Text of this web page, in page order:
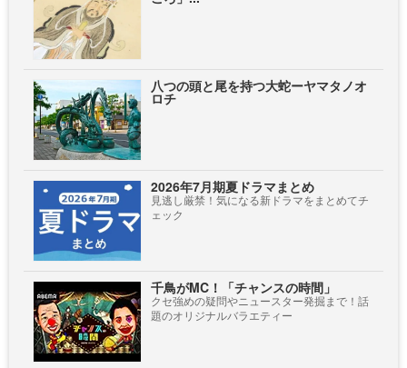
八つの頭と尾を持つ大蛇ーヤマタノオ
ロチ
2026年7月期夏ドラマまとめ
見逃し厳禁！気になる新ドラマをまとめてチ
ェック
千鳥がMC！「チャンスの時間」
クセ強めの疑問やニュースター発掘まで！話
題のオリジナルバラエティー